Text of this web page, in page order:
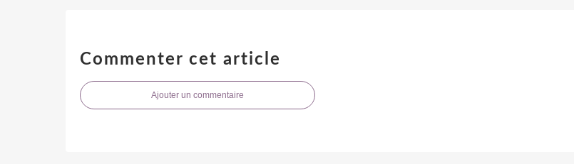
Commenter cet article
Ajouter un commentaire